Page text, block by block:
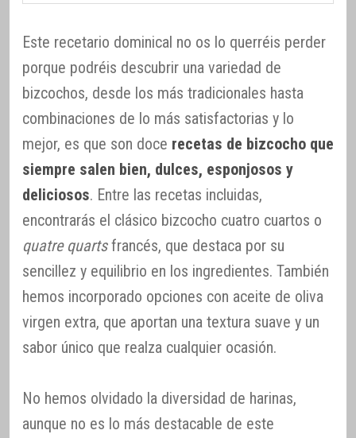
Este recetario dominical no os lo querréis perder
porque podréis descubrir una variedad de
bizcochos, desde los más tradicionales hasta
combinaciones de lo más satisfactorias y lo
mejor, es que son doce recetas de bizcocho que
siempre salen bien, dulces, esponjosos y
deliciosos. Entre las recetas incluidas,
encontrarás el clásico bizcocho cuatro cuartos o
quatre quartsfrancés, que destaca por su
sencillez y equilibrio en los ingredientes. También
hemos incorporado opciones con aceite de oliva
virgen extra, que aportan una textura suave y un
sabor único que realza cualquier ocasión.
No hemos olvidado la diversidad de harinas,
aunque no es lo más destacable de este